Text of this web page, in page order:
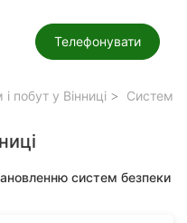
Телефонувати
і побут у Вінниці Системи
систем безпеки